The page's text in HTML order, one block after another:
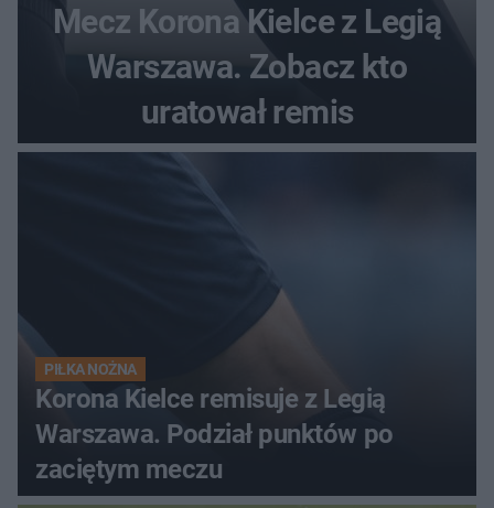
Mecz Korona Kielce z Legią
Warszawa. Zobacz kto
uratował remis
PIŁKA NOŻNA
Korona Kielce remisuje z Legią
Warszawa. Podział punktów po
zaciętym meczu